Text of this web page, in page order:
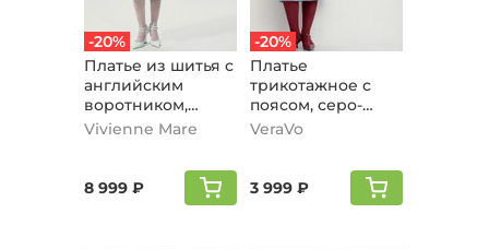
-20%
Платье из шитья с
английским
воротником,
голубой
Vivienne Mare
8 999 ₽
-20%
Платье
трикотажное с
поясом, серо-
голубой
VeraVo
3 999 ₽